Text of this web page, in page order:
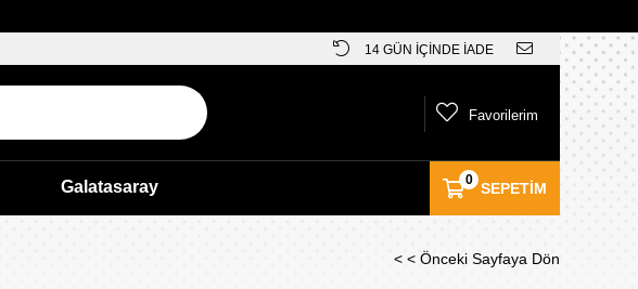
14 GÜN İÇİNDE İADE
SEPETIM
0
Favorilerim
Galatasaray
< < Önceki Sayfaya Dön